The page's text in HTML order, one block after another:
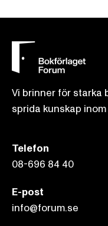
Vi brinner för starka
sprida kunskap
Telefon
08-696 84 40
E-post
info@forum.se